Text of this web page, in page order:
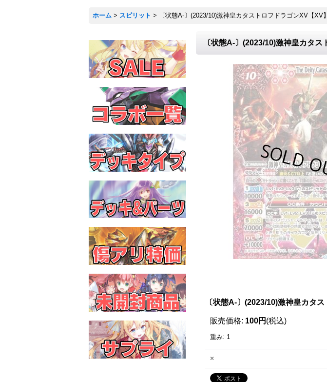
ホーム > スピリット > 〔状態A-〕(2023/10)激神皇カタストロフドラゴンXV【XV
〔状態A-〕(2023/10)激神皇カタ
〔状態A-〕(2023/10)激神皇カタ
販売価格: 100円 (税込)
重み: 1
×